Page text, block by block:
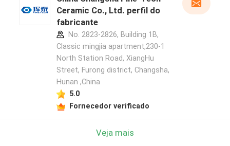
Ceramic Co., Ltd. perfil do
fabricante
No. 2823-2826, Building 1B,
Classic mingjia apartment,230-1
North Station Road, XiangHu
Street, Furong district, Changsha,
Hunan ,China
5.0
Fornecedor verificado
Veja mais